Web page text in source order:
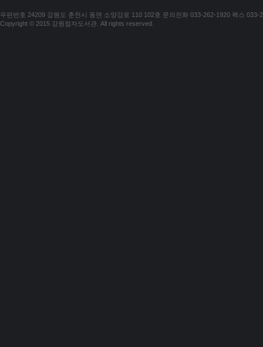
우편번호 24209 강원도 춘천시 동면 소양강로 110 102호 문의전화 033-262-1920 팩스 033-
Copyright © 2015 강원점자도서관. All rights reserved.